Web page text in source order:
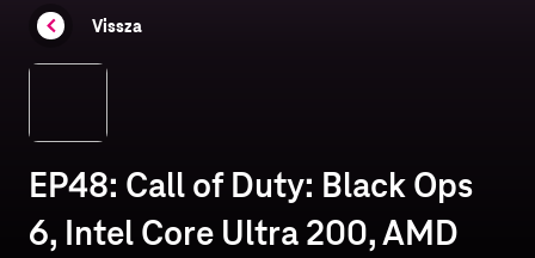
Vissza
EP48: Call of Duty: Black Ops
6, Intel Core Ultra 200, AMD